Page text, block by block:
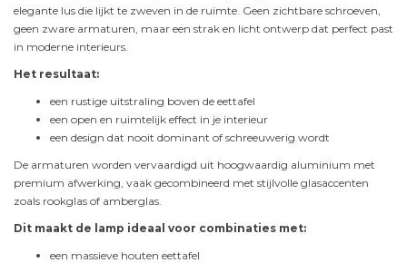
elegante lus die lijkt te zweven in de ruimte. Geen zichtbare schroeven,
geen zware armaturen, maar een strak en licht ontwerp dat perfect past
in moderne interieurs.
Het resultaat:
een rustige uitstraling boven de eettafel
een open en ruimtelijk effect in je interieur
een design dat nooit dominant of schreeuwerig wordt
De armaturen worden vervaardigd uit hoogwaardig aluminium met
premium afwerking, vaak gecombineerd met stijlvolle glasaccenten
zoals rookglas of amberglas.
Dit maakt de lamp ideaal voor combinaties met:
een massieve houten eettafel